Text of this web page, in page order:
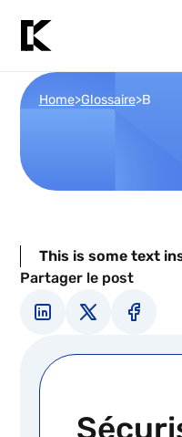
Home>Glossaire>B
This is some text
Partager le post